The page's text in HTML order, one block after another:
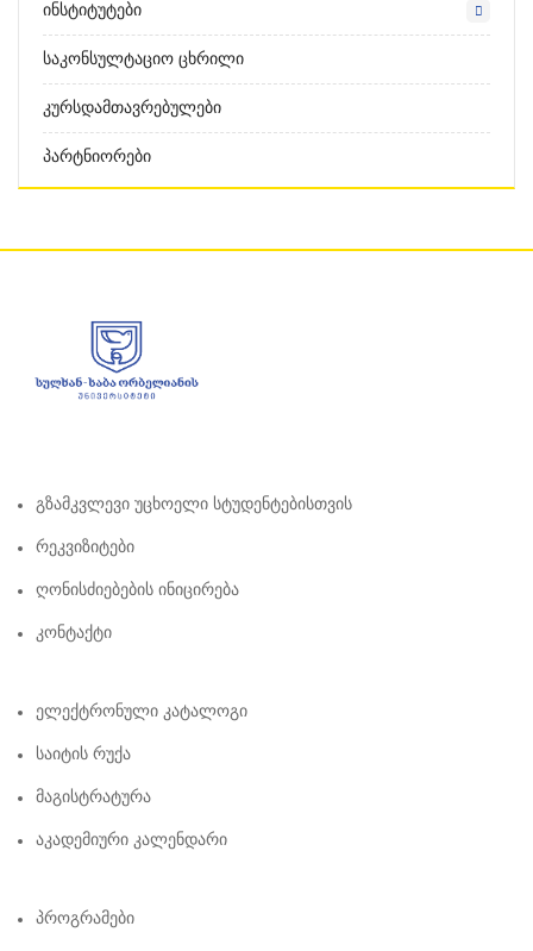
Ინსტიტუტები
Საკონსულტაციო Ცხრილი
Კურსდამთავრებულები
Პარტნიორები
Გზამკვლევი Უცხოელი Სტუდენტებისთვის
Რეკვიზიტები
Ღონისძიებების Ინიცირება
Კონტაქტი
Ელექტრონული Კატალოგი
Საიტის Რუქა
Მაგისტრატურა
Აკადემიური Კალენდარი
Პროგრამები